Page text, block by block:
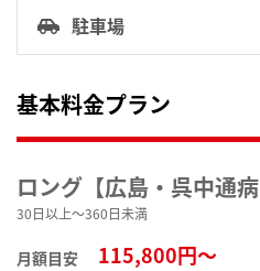
駐車場
基本料金プラン
ロング【広島・呉中通病
30日以上～360日未満
月額目安 115,800円～